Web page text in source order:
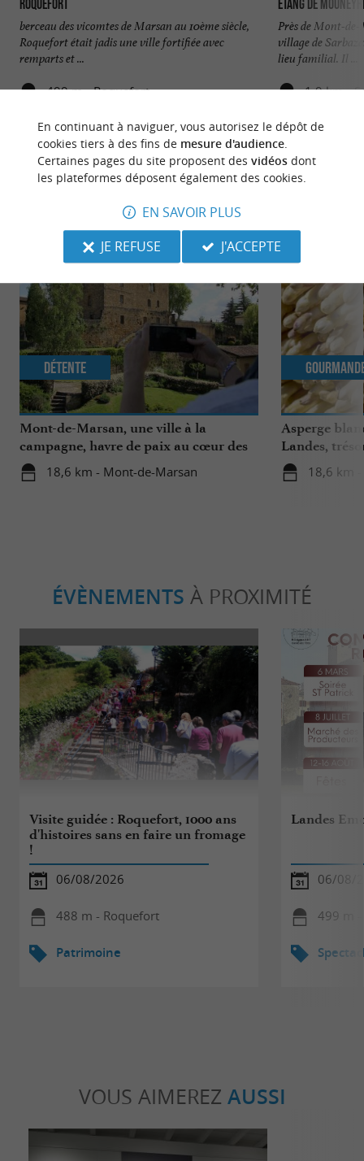
Roquefort
berceau des vicomtes de Marsan au 10ème siècle,
Roquefort était jadis une ville fortifiée avec
remparts et ...
499 m - Roquefort
Étang de
Près de Mont-
village de
lieu familial. Il ...
1,9 km -
NOUS AVONS TESTÉPOUR VOUS
Mont-de-Marsan, une ville à la
campagne, havre de paix au cœur des
Landes
18,6 km - Mont-de-Marsan
Détente
Asperge
Landes,
région
18,6 km
ÉVÈNEMENTS À PROXIMITÉ
Visite guidée : Roquefort, 1000 ans
d'histoires sans en faire un fromage
!
06/08/2026
488 m - Roquefort
Patrimoine
Landes
06/08/
499 m
VOUS AIMEREZ AUSSI
En continuant à naviguer, vous autorisez le dépôt de
cookies tiers à des fins de mesure d'audience.
Certaines pages du site proposent des vidéosdont
les plateformes déposent également des cookies.
EN SAVOIR PLUS
JE REFUSE
J'ACCEPTE